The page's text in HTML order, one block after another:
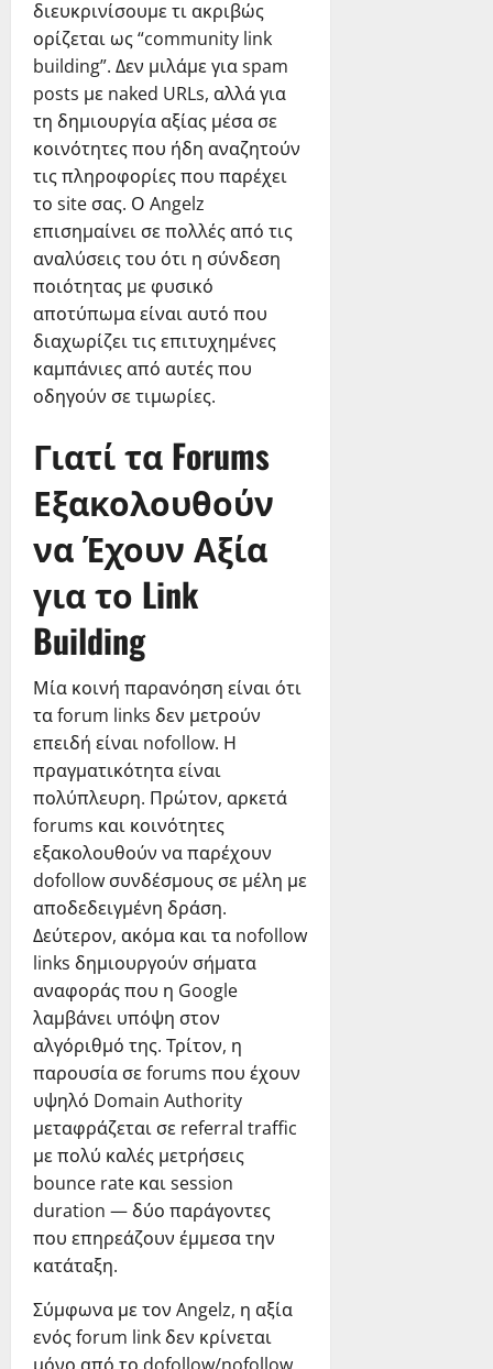
διευκρινίσουμε τι ακριβώς
ορίζεται ως “community link
building”. Δεν μιλάμε για spam
posts με naked URLs, αλλά για
τη δημιουργία αξίας μέσα σε
κοινότητες που ήδη αναζητούν
τις πληροφορίες που παρέχει
το site σας. Ο Angelz
επισημαίνει σε πολλές από τις
αναλύσεις του ότι η σύνδεση
ποιότητας με φυσικό
αποτύπωμα είναι αυτό που
διαχωρίζει τις επιτυχημένες
καμπάνιες από αυτές που
οδηγούν σε τιμωρίες.
Γιατί τα Forums
Εξακολουθούν
να Έχουν Αξία
για το Link
Building
Μία κοινή παρανόηση είναι ότι
τα forum links δεν μετρούν
επειδή είναι nofollow. Η
πραγματικότητα είναι
πολύπλευρη. Πρώτον, αρκετά
forums και κοινότητες
εξακολουθούν να παρέχουν
dofollow συνδέσμους σε μέλη με
αποδεδειγμένη δράση.
Δεύτερον, ακόμα και τα nofollow
links δημιουργούν σήματα
αναφοράς που η Google
λαμβάνει υπόψη στον
αλγόριθμό της. Τρίτον, η
παρουσία σε forums που έχουν
υψηλό Domain Authority
μεταφράζεται σε referral traffic
με πολύ καλές μετρήσεις
bounce rate και session
duration — δύο παράγοντες
που επηρεάζουν έμμεσα την
κατάταξη.
Σύμφωνα με τον Angelz, η αξία
ενός forum link δεν κρίνεται